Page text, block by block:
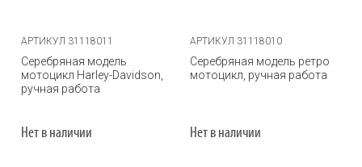
АРТИКУЛ 31118011
Серебряная модель
мотоцикл Harley-Davidson,
ручная работа
Нет в наличии
АРТИКУЛ 31118010
Серебряная модель ретро
мотоцикл, ручная работа
Нет в наличии